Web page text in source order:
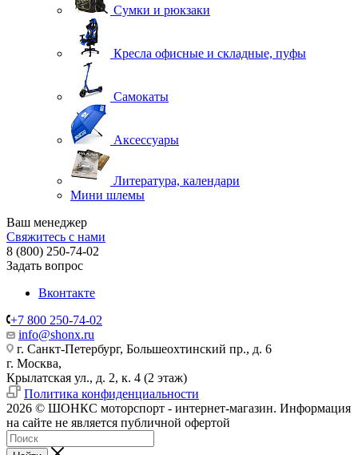
Сумки и рюкзаки
Кресла офисные и складные, пуфы
Самокаты
Аксессуары
Литература, календари
Мини шлемы
Ваш менеджер
Свяжитесь с нами
8 (800) 250-74-02
Задать вопрос
Вконтакте
+7 800 250-74-02
info@shonx.ru
г. Санкт-Петербург, Большеохтинский пр., д. 6
г. Москва,
Крылатская ул., д. 2, к. 4 (2 этаж)
Политика конфиденциальности
2026 © ШОНКС моторспорт - интернет-магазин. Информация
на сайте не является публичной офертой